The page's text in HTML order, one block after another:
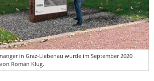
in Graz-Liebenau wurde im September 2020
Roman Klug.